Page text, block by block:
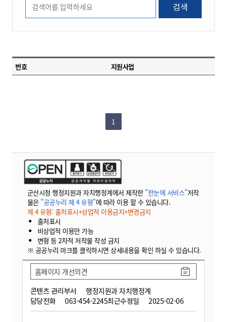
검색
번호 지원사업
1
군산시청 행정지원과 자치행정계에서 제작한 "한눈에 서비스"저작
물은 "공공누리 제 4 유형"에 따라 이용 할 수 있습니다.
제 4 유형: 출처표시+상업적 이용금지+변경금지
출처표시
비상업적 이용만 가능
변형 등 2차적 저작물 작성 금지
※ 공공누리 마크를 클릭하시면 상세내용을 확인 하실 수 있습니다.
콘텐츠 관리부서
행정지원과 자치행정계
담당전화
063-454-2245최근수정일 2025-02-06
홈페이지 개선의견